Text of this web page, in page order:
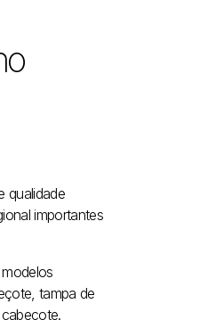
qualidade
importantes
tampa de